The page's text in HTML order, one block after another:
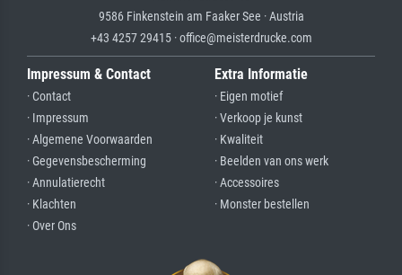
9586 Finkenstein am Faaker See · Austria
+43 4257 29415 · office@meisterdrucke.com
Impressum & Contact
· Contact
· Impressum
· Algemene Voorwaarden
· Gegevensbescherming
· Annulatierecht
· Klachten
· Over Ons
Extra Informatie
· Eigen motief
· Verkoop je kunst
· Kwaliteit
· Beelden van ons werk
· Accessoires
· Monster bestellen